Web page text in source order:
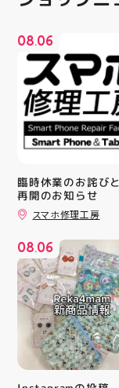
08.06
臨時休業のお詫び
再開のお知らせ
スマホ修理工房
08.06